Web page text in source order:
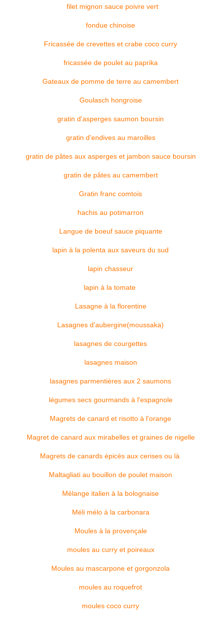
filet mignon sauce poivre vert
fondue chinoise
Fricassée de crevettes et crabe coco curry
fricassée de poulet au paprika
Gateaux de pomme de terre au camembert
Goulasch hongroise
gratin d'asperges saumon boursin
gratin d'endives au maroilles
gratin de pâtes aux asperges et jambon sauce boursin
gratin de pâtes au camembert
Gratin franc comtois
hachis au potimarron
Langue de boeuf sauce piquante
lapin à la polenta aux saveurs du sud
lapin chasseur
lapin à la tomate
Lasagne à la florentine
Lasagnes d'aubergine(moussaka)
lasagnes de courgettes
lasagnes maison
lasagnes parmentières aux 2 saumons
légumes secs gourmands à l'espagnole
Magrets de canard et risotto à l'orange
Magret de canard aux mirabelles et graines de nigelle
Magrets de canards épicés aux cerises ou là
Maltagliati au bouillon de poulet maison
Mélange italien à la bolognaise
Méli mélo à la carbonara
Moules à la provençale
moules au curry et poireaux
Moules au mascarpone et gorgonzola
moules au roquefrot
moules coco curry